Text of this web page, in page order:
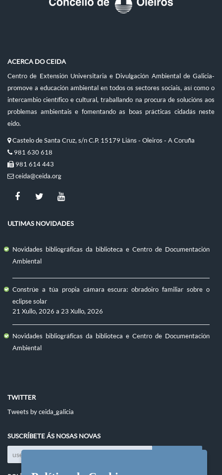
ACERCA DO CEIDA
Centro de Extensión Universitaria e Divulgación Ambiental de Galicia-
promove a educación ambiental en todos os sectores sociais, así como o
intercambio científico e cultural, traballando na procura de solucións aos
problemas ambientais e fomentando as boas prácticas cidadás neste
eido.
Castelo de Santa Cruz, s/n C.P. 15179 Liáns - Oleiros - A Coruña
981 630 618
981 614 443
ceida@ceida.org
ULTIMAS NOVIDADES
Novidades bibliográficas da biblioteca e Centro de Documentación
Ambiental
Constrúe a túa propia cámara escura: obradoiro familiar sobre o
eclipse solar
21 Xullo, 2026 a 23 Xullo, 2026
Novidades bibliográficas da biblioteca e Centro de Documentación
Ambiental
TWITTER
Tweets by ceida_galicia
SUSCRÍBETE ÁS NOSAS NOVAS